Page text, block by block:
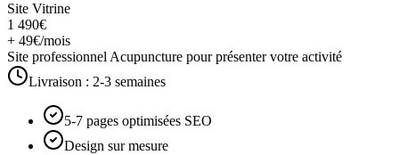
Site Vitrine
1 490€
+ 49€/mois
Site professionnel Acupuncture pour présenter votre activité
Livraison : 2-3 semaines
5-7 pages optimisées SEO
Design sur mesure